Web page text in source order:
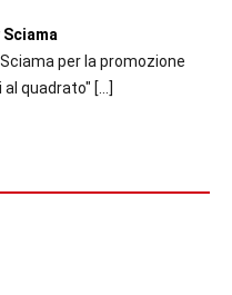
per la promozione
al quadrato" […]